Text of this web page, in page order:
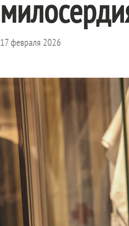
17 февраля 2026